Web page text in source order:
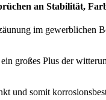
an Stabilität,
im
großes Plus der
und somit